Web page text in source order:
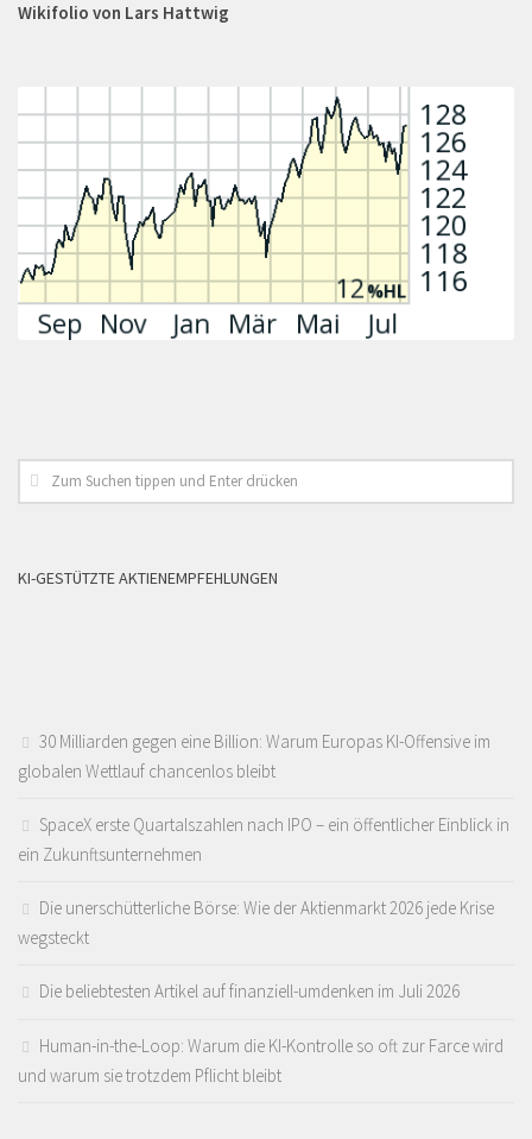
Wikifolio von Lars Hattwig
KI-GESTÜTZTE AKTIENEMPFEHLUNGEN
30 Milliarden gegen eine Billion: Warum Europas KI-Offensive im
globalen Wettlauf chancenlos bleibt
SpaceX erste Quartalszahlen nach IPO – ein öffentlicher Einblick in
ein Zukunftsunternehmen
Die unerschütterliche Börse: Wie der Aktienmarkt 2026 jede Krise
wegsteckt
Die beliebtesten Artikel auf finanziell-umdenken im Juli 2026
Human-in-the-Loop: Warum die KI-Kontrolle so oft zur Farce wird
und warum sie trotzdem Pflicht bleibt